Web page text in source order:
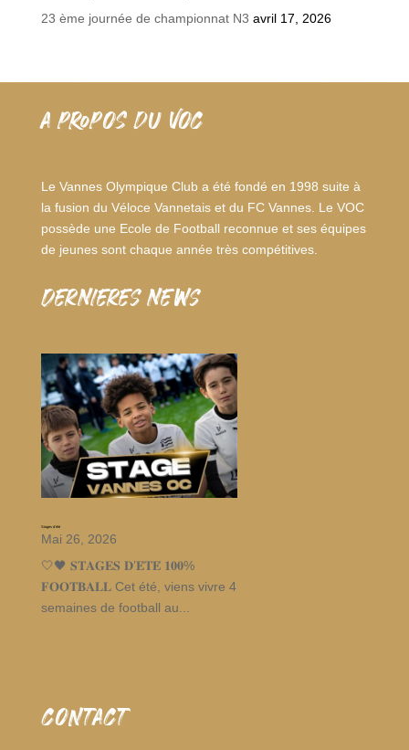
23 ème journée de championnat N3 avril 17, 2026
A PROPOS DU VOC
Le Vannes Olympique Club a été fondé en 1998 suite à
la fusion du Véloce Vannetais et du FC Vannes. Le VOC
possède une Ecole de Football reconnue et ses équipes
de jeunes sont chaque année très compétitives.
dernieres news
Stages d’été
Mai 26, 2026
🤍🖤 𝐒𝐓𝐀𝐆𝐄𝐒 𝐃’𝐄́𝐓𝐄́ 𝟏𝟎𝟎%
𝐅𝐎𝐎𝐓𝐁𝐀𝐋𝐋 Cet été, viens vivre 4
semaines de football au...
CONTACT